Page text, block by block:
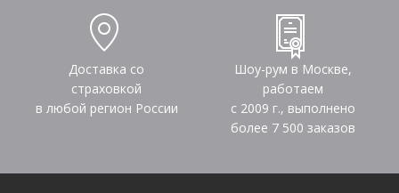
Доставка со
страховкой
в любой регион России
Шоу-рум в Москве,
работаем
с 2009 г., выполнено
более 7 500 заказов